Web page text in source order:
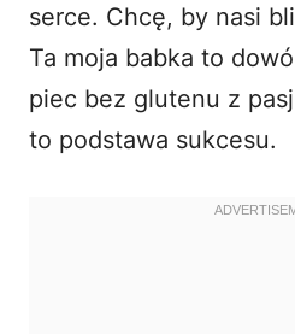
serce. Chcę, by nasi
Ta moja babka to
piec bez glutenu z
to podstawa sukcesu.